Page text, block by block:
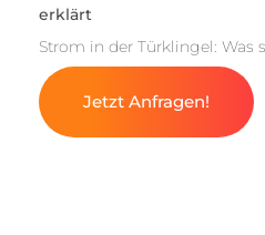
erklärt
Strom in der Türklingel: Was
Jetzt Anfragen!